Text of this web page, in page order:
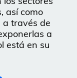
así como
a través de
a
está en su